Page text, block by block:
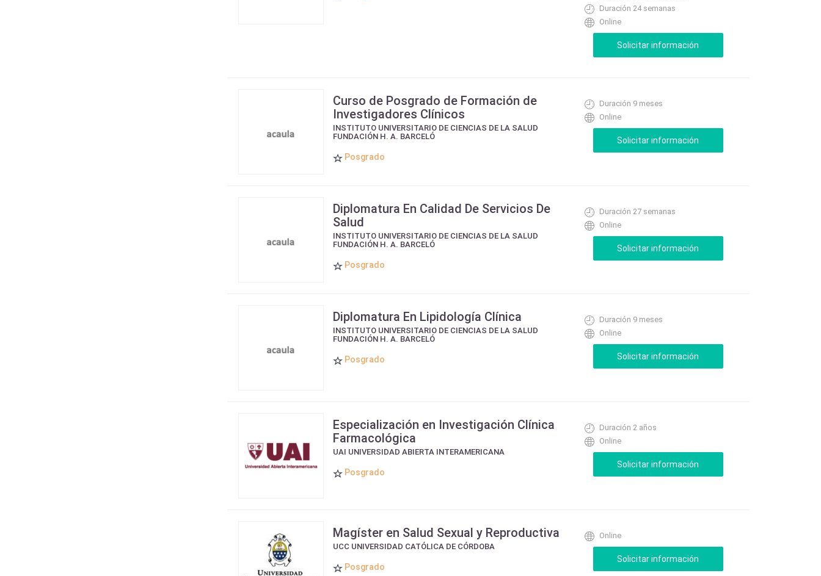
Duración 24 semanas
Online
Curso de Posgrado de Formación de
Investigadores Clínicos
INSTITUTO UNIVERSITARIO DE CIENCIAS DE LA SALUD
FUNDACIÓN H. A. BARCELÓ
Posgrado
Duración 9 meses
Online
Diplomatura En Calidad De Servicios De
Salud
INSTITUTO UNIVERSITARIO DE CIENCIAS DE LA SALUD
FUNDACIÓN H. A. BARCELÓ
Posgrado
Duración 27 semanas
Online
Diplomatura En Lipidología Clínica
INSTITUTO UNIVERSITARIO DE CIENCIAS DE LA SALUD
FUNDACIÓN H. A. BARCELÓ
Posgrado
Duración 9 meses
Online
Especialización en Investigación Clínica
Farmacológica
UAI UNIVERSIDAD ABIERTA INTERAMERICANA
Posgrado
Duración 2 años
Online
Magíster en Salud Sexual y Reproductiva
UCC UNIVERSIDAD CATÓLICA DE CÓRDOBA
Posgrado
Online